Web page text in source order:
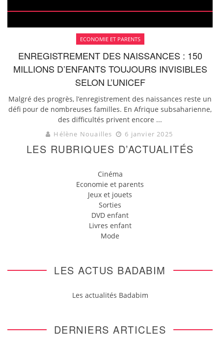
ECONOMIE ET PARENTS
ENREGISTREMENT DES NAISSANCES : 150
MILLIONS D’ENFANTS TOUJOURS INVISIBLES
SELON L’UNICEF
Malgré des progrès, l’enregistrement des naissances reste un
défi pour de nombreuses familles. En Afrique subsaharienne,
des difficultés privent encore ...
Hélène Nouailles 6 janvier 2025
LES RUBRIQUES D’ACTUALITÉS
Cinéma
Economie et parents
Jeux et jouets
Sorties
DVD enfant
Livres enfant
Mode
LES ACTUS BADABIM
Les actualités Badabim
DERNIERS ARTICLES